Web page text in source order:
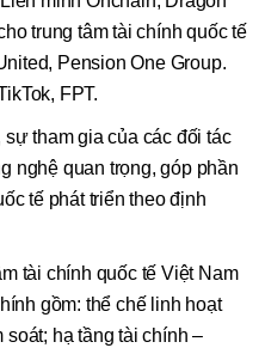
trung tâm tài chính quốc tế
Pension One Group.
FPT.
tham gia của các đối tác
nghệ quan trọng, góp phần
tế phát triển theo định
tài chính quốc tế Việt Nam
gồm: thể chế linh hoạt
hạ tầng tài chính –